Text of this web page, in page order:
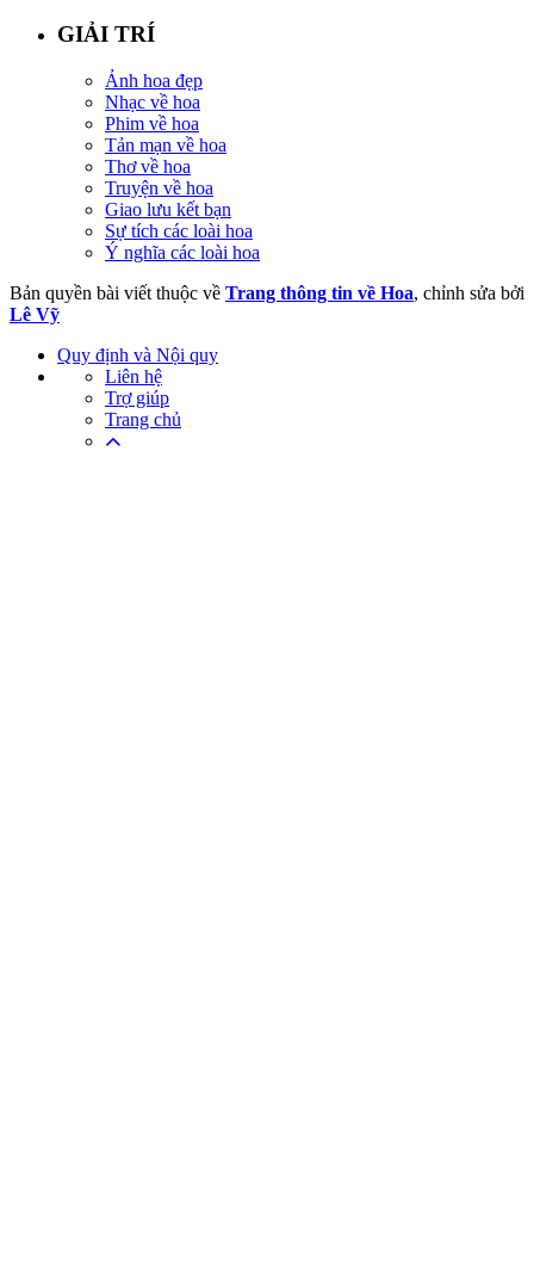
GIẢI TRÍ
Ảnh hoa đẹp
Nhạc về hoa
Phim về hoa
Tản mạn về hoa
Thơ về hoa
Truyện về hoa
Giao lưu kết bạn
Sự tích các loài hoa
Ý nghĩa các loài hoa
Bản quyền bài viết thuộc về Trang thông tin về Hoa, chỉnh sửa bởi
Lê Vỹ
Quy định và Nội quy
Liên hệ
Trợ giúp
Trang chủ